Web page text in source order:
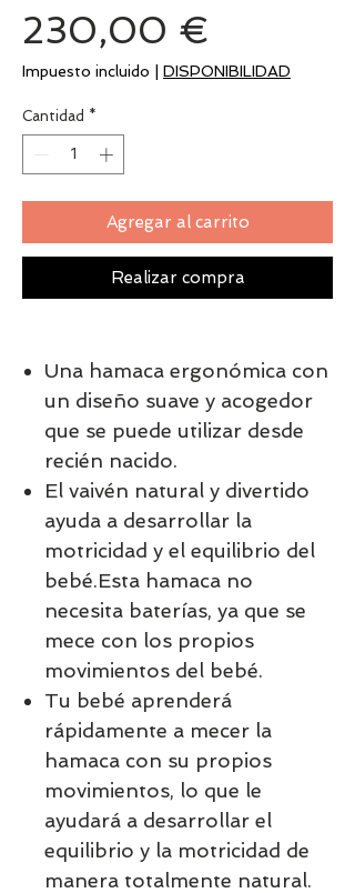
230,00 €
Impuesto incluido DISPONIBILIDAD
Cantidad *
Agregar al carrito
Realizar compra
Una hamaca ergonómica con
un diseño suave y acogedor
que se puede utilizar desde
recién nacido.
El vaivén natural y divertido
ayuda a desarrollar la
motricidad y el equilibrio del
bebé.Esta hamaca no
necesita baterías, ya que se
mece con los propios
movimientos del bebé.
Tu bebé aprenderá
rápidamente a mecer la
hamaca con su propios
movimientos, lo que le
ayudará a desarrollar el
equilibrio y la motricidad de
manera totalmente natural.